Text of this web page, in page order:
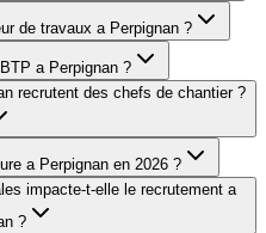
de travaux a Perpignan ?
a Perpignan ?
recrutent des chefs de chantier ?
a Perpignan en 2026 ?
impacte-t-elle le recrutement a
?